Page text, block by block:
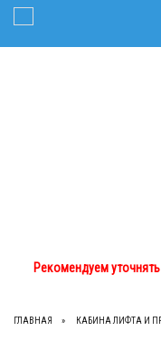
Рекомендуем уточнять
Рекомендуем
Toggle Navigation
ГЛАВНАЯ КАБИНА ЛИФТА И